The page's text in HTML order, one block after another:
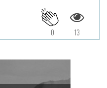
13
0